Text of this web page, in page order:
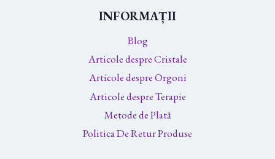
INFORMAȚII
Blog
Articole despre Cristale
Articole despre Orgoni
Articole despre Terapie
Metode de Plată
Politica De Retur Produse